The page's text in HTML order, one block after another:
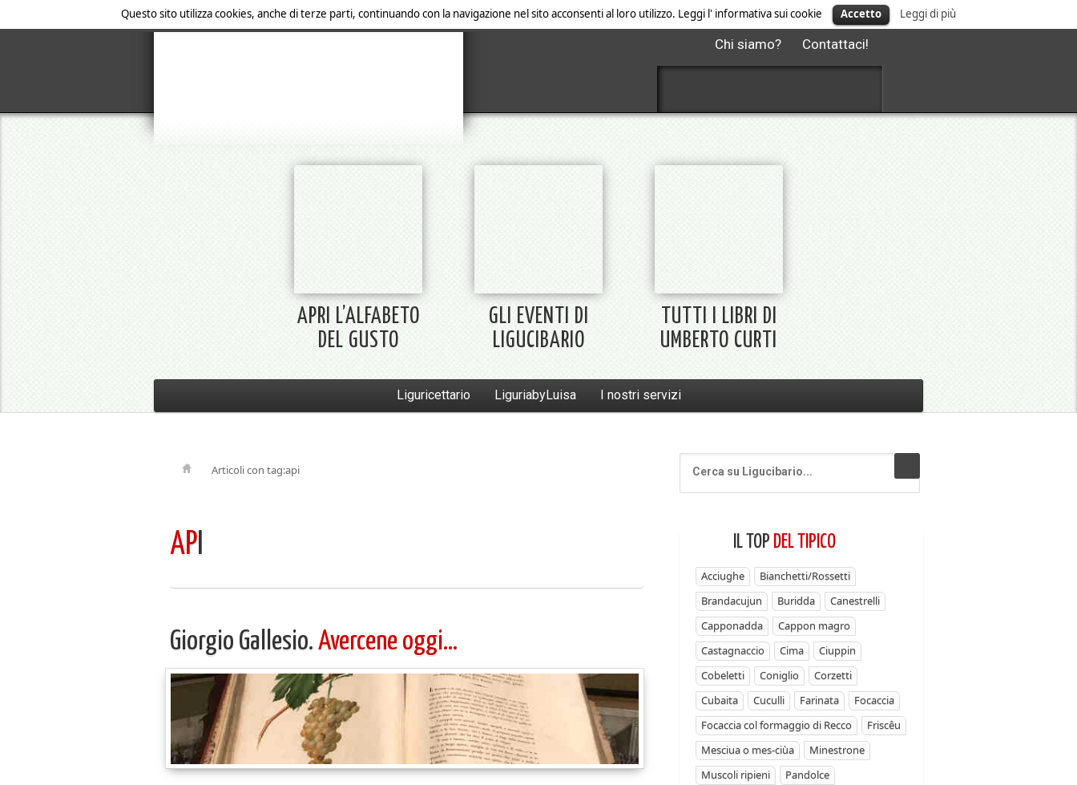
Questo sito utilizza cookies, anche di terze parti, continuando con la navigazione nel sito acconsenti al loro utilizzo. Leggi l' informativa sui cookie Accetto Leggi di più
Chi siamo? Contattaci!
APRI L’ALFABETO
DEL GUSTO
GLI EVENTI DI
LIGUCIBARIO
TUTTI I LIBRI DI
UMBERTO CURTI
Liguricettario LiguriabyLuisa I nostri servizi
Articoli con tag:api
AP
Giorgio Gallesio. Avercene oggi…
IL TOP DEL TIPICO
Acciughe
Bianchetti/Rossetti
Brandacujun
Buridda
Canestrelli
Capponadda
Cappon magro
Castagnaccio
Cima
Ciuppin
Cobeletti
Coniglio
Corzetti
Cubaita
Cuculli Farinata
Focaccia
Focaccia col formaggio di Recco
Friscêu
Mesciua o mes-ciùa
Minestrone
Muscoli ripieni
Pandolce